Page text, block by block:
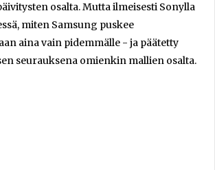
osalta. Mutta ilmeisesti Sonylla
miten Samsung puskee
aina vain pidemmälle - ja päätetty
seurauksena omienkin mallien osalta.